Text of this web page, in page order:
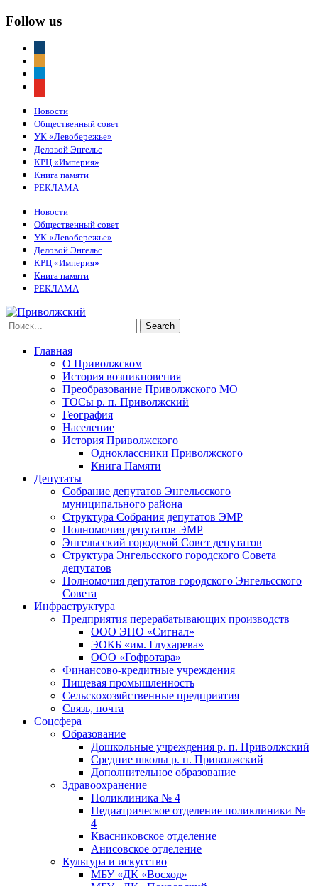
Follow us
Новости
Общественный совет
УК «Левобережье»
Деловой Энгельс
КРЦ «Империя»
Книга памяти
РЕКЛАМА
Новости
Общественный совет
УК «Левобережье»
Деловой Энгельс
КРЦ «Империя»
Книга памяти
РЕКЛАМА
Главная
О Приволжском
История возникновения
Преобразование Приволжского МО
ТОСы р. п. Приволжский
География
Население
История Приволжского
Одноклассники Приволжского
Книга Памяти
Депутаты
Собрание депутатов Энгельсского
муниципального района
Структура Собрания депутатов ЭМР
Полномочия депутатов ЭМР
Энгельсский городской Совет депутатов
Структура Энгельсского городского Совета
депутатов
Полномочия депутатов городского Энгельсского
Совета
Инфраструктура
Предприятия перерабатывающих производств
ООО ЭПО «Сигнал»
ЭОКБ «им. Глухарева»
ООО «Гофротара»
Финансово-кредитные учреждения
Пищевая промышленность
Сельскохозяйственные предприятия
Связь, почта
Соцсфера
Образование
Дошкольные учреждения р. п. Приволжский
Средние школы р. п. Приволжский
Дополнительное образование
Здравоохранение
Поликлиника № 4
Педиатрическое отделение поликлиники №
4
Квасниковское отделение
Анисовское отделение
Культура и искусство
МБУ «ДК «Восход»